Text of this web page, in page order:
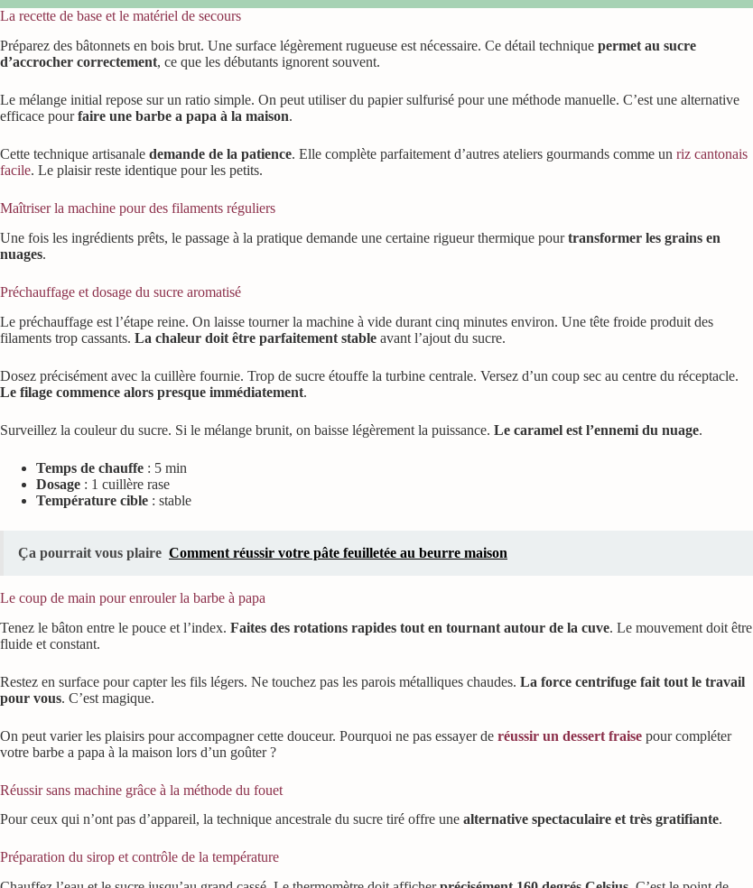
La recette de base et le matériel de secours
Préparez des bâtonnets en bois brut. Une surface légèrement rugueuse est nécessaire. Ce détail technique permet au sucre
d’accrocher correctement, ce que les débutants ignorent souvent.
Le mélange initial repose sur un ratio simple. On peut utiliser du papier sulfurisé pour une méthode manuelle. C’est une alternative
efficace pourfaire une barbe a papa à la maison.
Cette technique artisanale demande de la patience. Elle complète parfaitement d’autres ateliers gourmands comme un riz cantonais
facile. Le plaisir reste identique pour les petits.
Maîtriser la machine pour des filaments réguliers
Une fois les ingrédients prêts, le passage à la pratique demande une certaine rigueur thermique pourtransformer les grains en
nuages.
Préchauffage et dosage du sucre aromatisé
Le préchauffage est l’étape reine. On laisse tourner la machine à vide durant cinq minutes environ. Une tête froide produit des
filaments trop cassants. La chaleur doit être parfaitement stable avant l’ajout du sucre.
Dosez précisément avec la cuillère fournie. Trop de sucre étouffe la turbine centrale. Versez d’un coup sec au centre du réceptacle.
Le filage commence alors presque immédiatement.
Surveillez la couleur du sucre. Si le mélange brunit, on baisse légèrement la puissance. Le caramel est l’ennemi du nuage.
Temps de chauffe : 5 min
Dosage : 1 cuillère rase
Température cible : stable
Ça pourrait vous plaire Comment réussir votre pâte feuilletée au beurre maison
Le coup de main pour enrouler la barbe à papa
Tenez le bâton entre le pouce et l’index. Faites des rotations rapides tout en tournant autour de la cuve. Le mouvement doit être
fluide et constant.
Restez en surface pour capter les fils légers. Ne touchez pas les parois métalliques chaudes. La force centrifuge fait tout le travail
pour vous. C’est magique.
On peut varier les plaisirs pour accompagner cette douceur. Pourquoi ne pas essayer de réussir un dessert fraise pour compléter
votre barbe a papa à la maison lors d’un goûter ?
Réussir sans machine grâce à la méthode du fouet
Pour ceux qui n’ont pas d’appareil, la technique ancestrale du sucre tiré offre une alternative spectaculaire et très gratifiante.
Préparation du sirop et contrôle de la température